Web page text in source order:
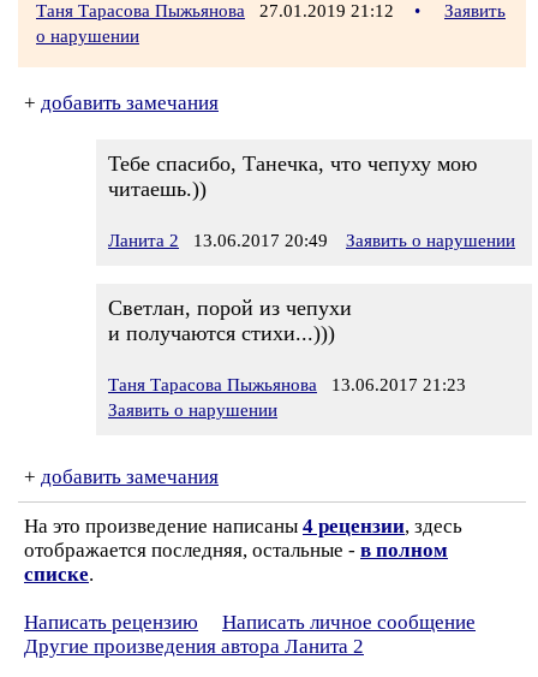
Таня Тарасова Пыжьянова 27.01.2019 21:12 •
Заявить
о нарушении
+ добавить замечания
Тебе спасибо, Танечка, что чепуху мою
читаешь.))
Ланита 2 13.06.2017 20:49 Заявить о нарушении
Светлан, порой из чепухи
и получаются стихи...)))
Таня Тарасова Пыжьянова 13.06.2017 21:23
Заявить о нарушении
+ добавить замечания
На это произведение написаны 4 рецензии, здесь
отображается последняя, остальные - в полном
списке.
Написать рецензию
Написать личное сообщение
Другие произведения автора Ланита 2